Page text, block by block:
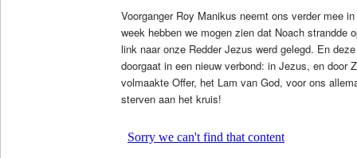
Voorganger Roy Manikus neemt ons verder mee
week hebben we mogen zien dat Noach strandde
link naar onze Redder Jezus werd gelegd. En
doorgaat in een nieuw verbond: in Jezus, en door
volmaakte Offer, het Lam van God, voor ons
sterven aan het kruis!